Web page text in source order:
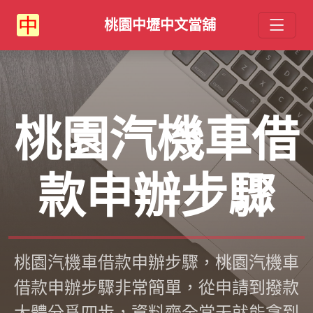
桃園中壢中文當舖
桃園汽機車借
款申辦步驟
桃園汽機車借款申辦步驟，桃園汽機車
借款申辦步驟非常簡單，從申請到撥款